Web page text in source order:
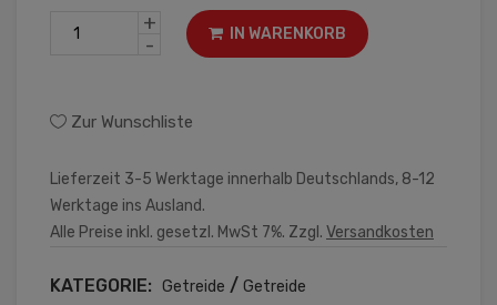
+
-
IN WARENKORB
Zur Wunschliste
Lieferzeit 3-5 Werktage innerhalb Deutschlands, 8-12
Werktage ins Ausland.
Alle Preise inkl. gesetzl. MwSt 7%. Zzgl. Versandkosten
KATEGORIE: Getreide / Getreide